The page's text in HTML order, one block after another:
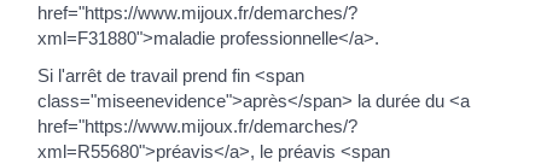
href="https://www.mijoux.fr/demarches/?
xml=F31880">maladie professionnelle</a>.
Si l'arrêt de travail prend fin <span
class="miseenevidence">après</span> la durée du <a
href="https://www.mijoux.fr/demarches/?
xml=R55680">préavis</a>, le préavis <span